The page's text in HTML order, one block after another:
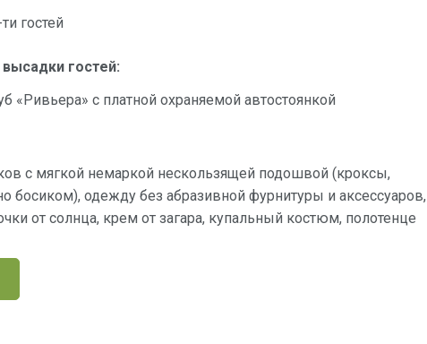
гостей
гостей:
«Ривьера» с платной охраняемой автостоянкой
с мягкой немаркой нескользящей подошвой (кроксы,
одежду без абразивной фурнитуры и аксессуаров,
от солнца, крем от загара, купальный костюм, полотенце